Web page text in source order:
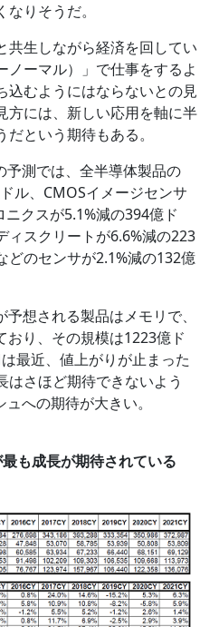
りそうだ。
共生しながら経済を回してい
ノーマル）」で仕事をするよ
込むようにはならないとの見
方には、新しい応用を軸に半
という期待もある。
予測では、全半導体製品の
ル、CMOSイメージセンサ
クスが5.1%減の394億ド
ィスクリートが6.6%減の223
どのセンサが2.1%減の132億
想される製品はメモリで、
おり、その規模は1223億ド
最近、値上がりが止まった
はさほど期待できないよう
への期待が大きい。
も成長が期待されている